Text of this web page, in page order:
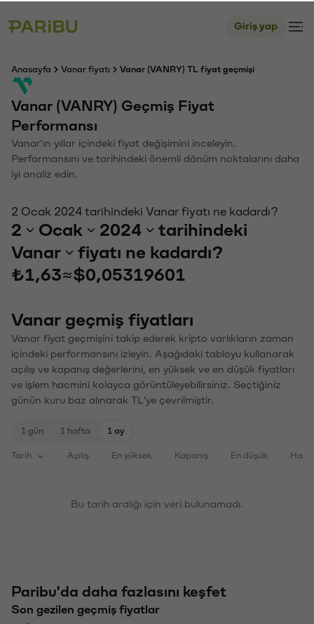
Giriş yap
Anasayfa Vanar fiyatı Vanar (VANRY) TL fiyat geçmişi
Vanar (VANRY) Geçmiş Fiyat
Performansı
Vanar'ın yıllar içindeki fiyat değişimini inceleyin.
Performansını ve tarihindeki önemli dönüm noktalarını daha
iyi analiz edin.
2 Ocak 2024 tarihindeki Vanar fiyatı ne kadardı?
2 Ocak 2024
tarihindeki
Vanar
fiyatı ne kadardı?
₺1,63≈$0,05319601
Vanar geçmiş fiyatları
Vanar fiyat geçmişini takip ederek kripto varlıkların zaman
içindeki performansını izleyin. Aşağıdaki tabloyu kullanarak
açılış ve kapanış değerlerini, en yüksek ve en düşük fiyatları
ve işlem hacmini kolayca görüntüleyebilirsiniz. Seçtiğiniz
günün kuru baz alınarak TL'ye çevrilmiştir.
1 gün 1 hafta 1 ay
Tarih Açılış En yüksek Kapanış En düşük
Bu tarih aralığı için veri bulunamadı.
Paribu'da daha fazlasını keşfet
Son gezilen geçmiş fiyatlar